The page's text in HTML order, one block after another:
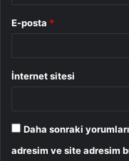
E-posta *
İnternet sitesi
Daha sonraki
adresim ve site adresim